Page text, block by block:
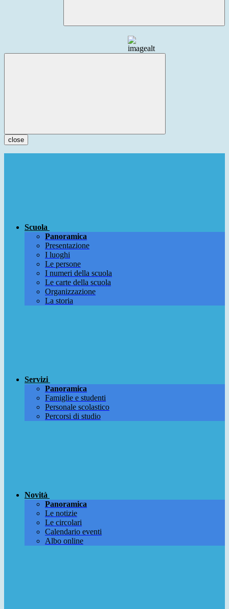
close
Scuola
Panoramica
Presentazione
I luoghi
Le persone
I numeri della scuola
Le carte della scuola
Organizzazione
La storia
Servizi
Panoramica
Famiglie e studenti
Personale scolastico
Percorsi di studio
Novità
Panoramica
Le notizie
Le circolari
Calendario eventi
Albo online